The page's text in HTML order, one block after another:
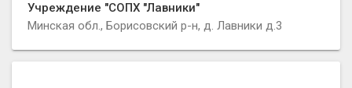
Учреждение "СОПХ "Лавники"
Минская обл., Борисовский р-н, д. Лавники д.3